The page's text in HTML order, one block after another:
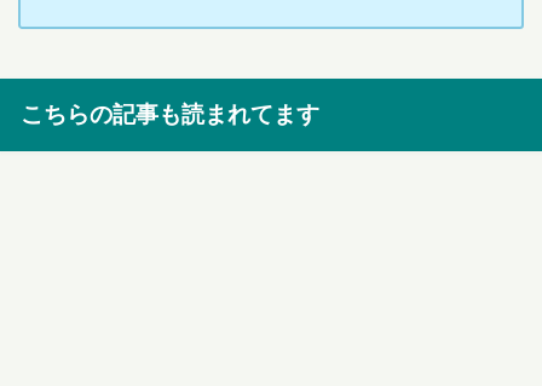
こちらの記事も読まれてます